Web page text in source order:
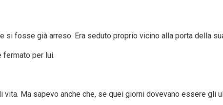
si fosse già arreso. Era seduto proprio vicino alla porta della
fermato per lui.
Ma sapevo anche che, se quei giorni dovevano essere gli